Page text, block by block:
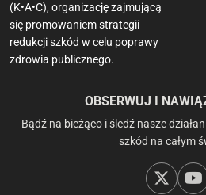
(K•A•C), organizację zajmującą
się promowaniem strategii
redukcji szkód w celu poprawy
zdrowia publicznego.
OBSERWUJ I
Bądź na bieżąco i śledź nasze
szkód na całym